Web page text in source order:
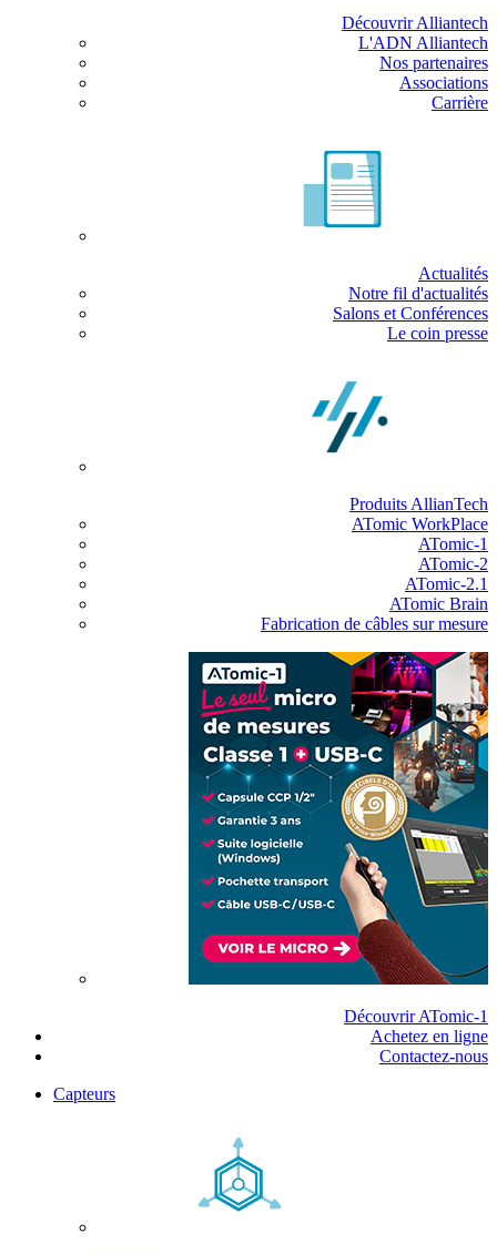
Découvrir Alliantech
L'ADN Alliantech
Nos partenaires
Associations
Carrière
Actualités
Notre fil d'actualités
Salons et Conférences
Le coin presse
Produits AllianTech
ATomic WorkPlace
ATomic-1
ATomic-2
ATomic-2.1
ATomic Brain
Fabrication de câbles sur mesure
Découvrir ATomic-1
Achetez en ligne
Contactez-nous
Capteurs